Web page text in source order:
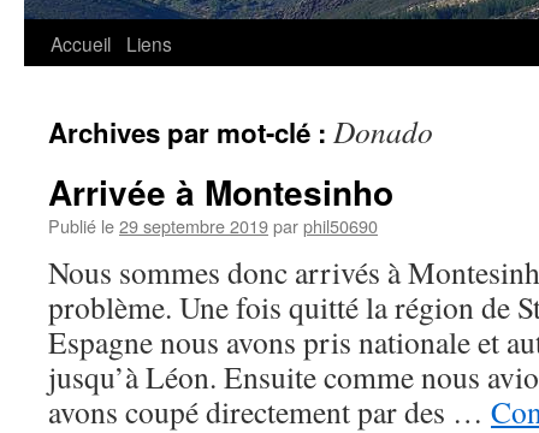
Accueil Liens
Archives par mot-clé : Donado
Arrivée à Montesinho
Publié le29 septembre 2019parphil50690
Nous sommes donc arrivés à
problème. Une fois quitté la région de
Espagne nous avons pris nationale et
jusqu’à Léon. Ensuite comme nous
avons coupé directement par des …